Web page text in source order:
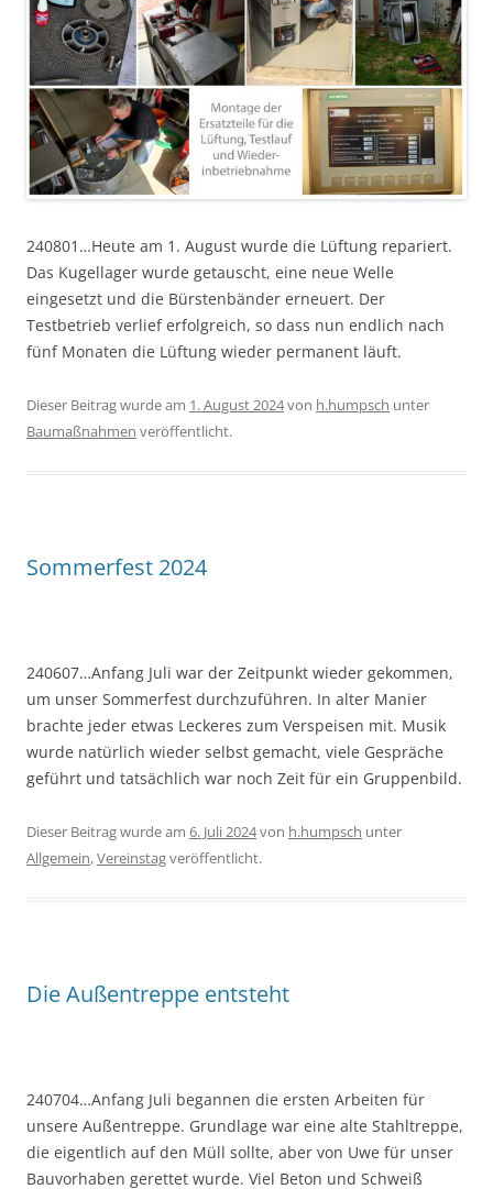
240801…Heute am 1. August wurde die Lüftung repariert.
Das Kugellager wurde getauscht, eine neue Welle
eingesetzt und die Bürstenbänder erneuert. Der
Testbetrieb verlief erfolgreich, so dass nun endlich nach
fünf Monaten die Lüftung wieder permanent läuft.
Dieser Beitrag wurde am 1. August 2024von h.humpsch unter
Baumaßnahmen veröffentlicht.
Sommerfest 2024
240607…Anfang Juli war der Zeitpunkt wieder gekommen,
um unser Sommerfest durchzuführen. In alter Manier
brachte jeder etwas Leckeres zum Verspeisen mit. Musik
wurde natürlich wieder selbst gemacht, viele Gespräche
geführt und tatsächlich war noch Zeit für ein Gruppenbild.
Dieser Beitrag wurde am 6. Juli 2024von h.humpsch unter
Allgemein,Vereinstagveröffentlicht.
Die Außentreppe entsteht
240704…Anfang Juli begannen die ersten Arbeiten für
unsere Außentreppe. Grundlage war eine alte Stahltreppe,
die eigentlich auf den Müll sollte, aber von Uwe für unser
Bauvorhaben gerettet wurde. Viel Beton und Schweiß